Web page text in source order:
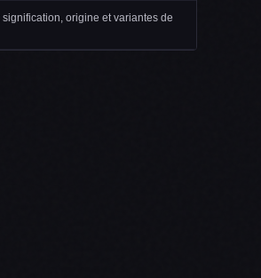
signification, origine et variantes de